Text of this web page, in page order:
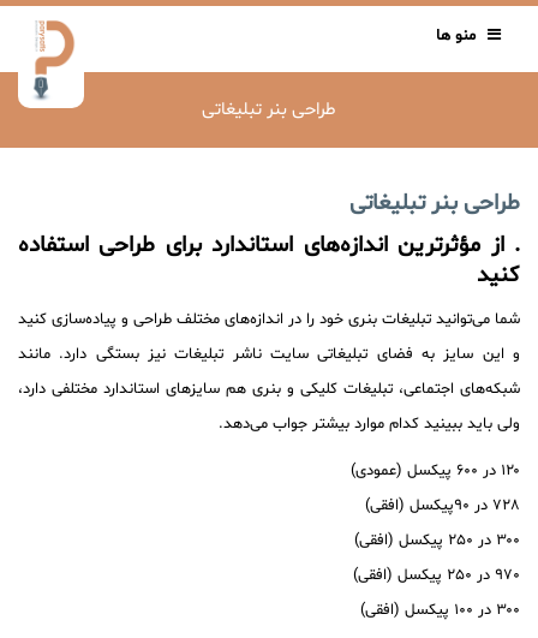
منو ها
طراحی بنر تبلیغاتی
طراحی بنر تبلیغاتی
. از مؤثرترین اندازه‌های استاندارد برای طراحی استفاده
کنید
شما می‌توانید تبلیغات بنری خود را در اندازه‌های مختلف طراحی و پیاده‌سازی کنید
و این سایز به فضای تبلیغاتی سایت ناشر تبلیغات نیز بستگی دارد. مانند
شبکه‌های اجتماعی، تبلیغات کلیکی و بنری هم سایزهای استاندارد مختلفی دارد،
ولی باید ببینید کدام موارد بیشتر جواب می‌دهد.
۱۲۰ در ۶۰۰ پیکسل (عمودی)
۷۲۸ در ۹۰پیکسل (افقی)
۳۰۰ در ۲۵۰ پیکسل (افقی)
۹۷۰ در ۲۵۰ پیکسل (افقی)
۳۰۰ در ۱۰۰ پیکسل (افقی)